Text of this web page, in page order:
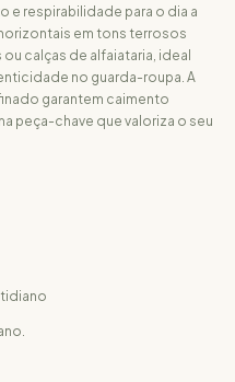
respirabilidade para o dia a
em tons terrosos
calças de alfaiataria, ideal
no guarda-roupa. A
garantem caimento
peça-chave que valoriza o seu